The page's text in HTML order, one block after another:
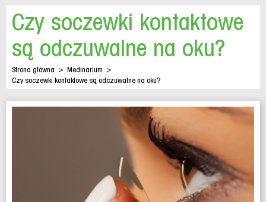
Czy soczewki kontaktowe
są odczuwalne na oku?
Strona główna > Medinarium >
Czy soczewki kontaktowe są odczuwalne na oku?